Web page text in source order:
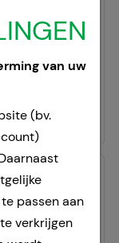
van uw
(bv.
passen aan
verkrijgen